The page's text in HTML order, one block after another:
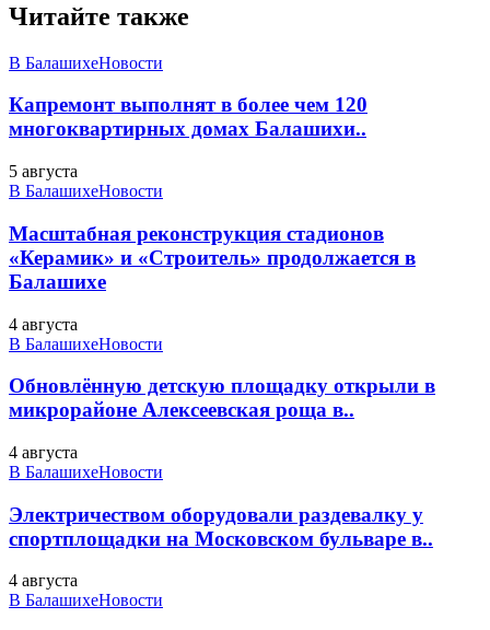
Читайте также
В БалашихеНовости
Капремонт выполнят в более чем 120
многоквартирных домах Балашихи..
5 августа
В БалашихеНовости
Масштабная реконструкция стадионов
«Керамик» и «Строитель» продолжается в
Балашихе
4 августа
В БалашихеНовости
Обновлённую детскую площадку открыли в
микрорайоне Алексеевская роща в..
4 августа
В БалашихеНовости
Электричеством оборудовали раздевалку у
спортплощадки на Московском бульваре в..
4 августа
В БалашихеНовости